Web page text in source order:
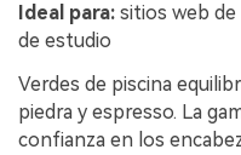
Ideal para: sitios web
de estudio
Verdes de piscina
piedra y espresso. La
confianza en los